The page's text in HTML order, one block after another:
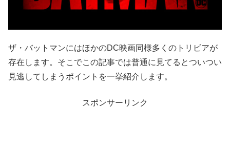
ザ・バットマンにはほかのDC映画同様多くのトリビアが
存在します。そこでこの記事では普通に見てるとついつい
見逃してしまうポイントを一挙紹介します。
スポンサーリンク